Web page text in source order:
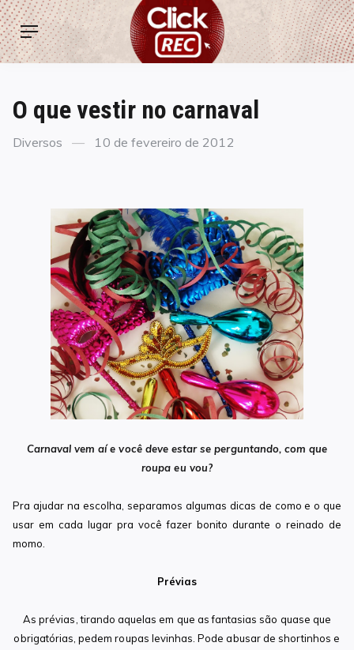
Skip
to
content
ClickREC
Menu
O que vestir no carnaval
Categories
Diversos
Posted
10 de fevereiro de 2012
Carnaval vem aí e você deve estar se perguntando, com que
roupa eu vou?
Pra ajudar na escolha, separamos algumas dicas de como e o que
usar em cada lugar pra você fazer bonito durante o reinado de
momo.
Prévias
As prévias, tirando aquelas em que as fantasias são quase que
obrigatórias, pedem roupas levinhas. Pode abusar de shortinhos e